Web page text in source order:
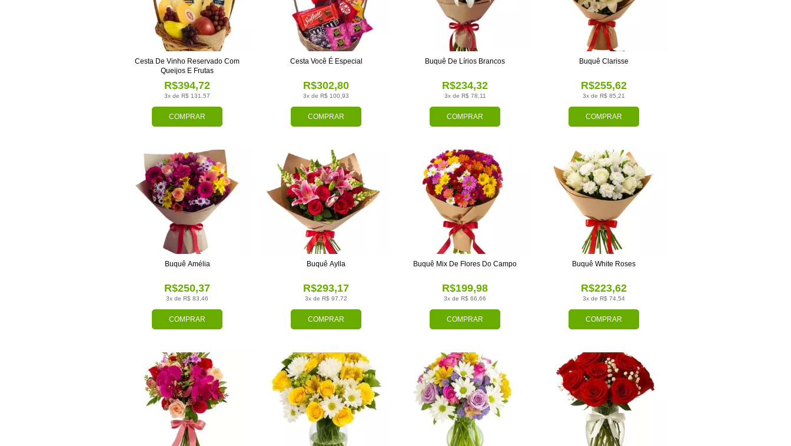
COMPRAR
3x de R$ 131,57
R$394,72
Cesta De Vinho Reservado Com
Queijos E Frutas
COMPRAR
3x de R$ 100,93
R$302,80
Cesta Você É Especial
COMPRAR
3x de R$ 78,11
R$234,32
Buquê De Lírios Brancos
COMPRAR
3x de R$ 85,21
R$255,62
Buquê Clarisse
COMPRAR
3x de R$ 83,46
R$250,37
Buquê Amélia
COMPRAR
3x de R$ 97,72
R$293,17
Buquê Aylla
COMPRAR
3x de R$ 66,66
R$199,98
Buquê Mix De Flores Do Campo
COMPRAR
3x de R$ 74,54
R$223,62
Buquê White Roses